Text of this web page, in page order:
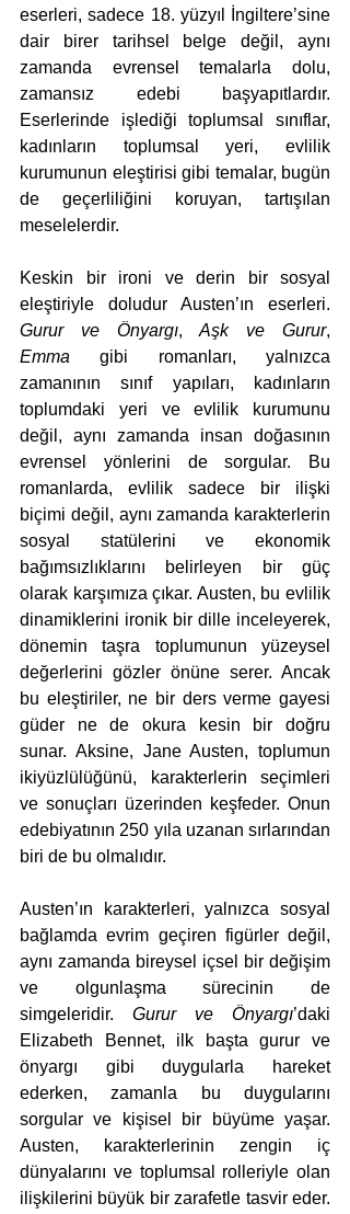
eserleri, sadece 18. yüzyıl İngiltere’sine
dair birer tarihsel belge değil, aynı
zamanda evrensel temalarla dolu,
zamansız edebi başyapıtlardır.
Eserlerinde işlediği toplumsal sınıflar,
kadınların toplumsal yeri, evlilik
kurumunun eleştirisi gibi temalar, bugün
de geçerliliğini koruyan, tartışılan
meselelerdir.
Keskin bir ironi ve derin bir sosyal
Gurur ve Önyargı, Aşk ve Gurur
Emma gibi romanları, yalnızca
zamanının sınıf yapıları, kadınların
toplumdaki yeri ve evlilik kurumunu
değil, aynı zamanda insan doğasının
evrensel yönlerini de sorgular. Bu
romanlarda, evlilik sadece bir ilişki
biçimi değil, aynı zamanda karakterlerin
sosyal statülerini ve ekonomik
bağımsızlıklarını belirleyen bir güç
olarak karşımıza çıkar. Austen, bu evlilik
dinamiklerini ironik bir dille inceleyerek,
dönemin taşra toplumunun yüzeysel
değerlerini gözler önüne serer. Ancak
bu eleştiriler, ne bir ders verme gayesi
güder ne de okura kesin bir doğru
sunar. Aksine, Jane Austen, toplumun
ikiyüzlülüğünü, karakterlerin seçimleri
ve sonuçları üzerinden keşfeder. Onun
edebiyatının 250 yıla uzanan sırlarından
biri de bu olmalıdır.
Austen’ın karakterleri, yalnızca sosyal
bağlamda evrim geçiren figürler değil,
aynı zamanda bireysel içsel bir değişim
ve olgunlaşma sürecinin de
simgeleridir. Gurur ve Önyargı’daki
Elizabeth Bennet, ilk başta gurur ve
önyargı gibi duygularla hareket
ederken, zamanla bu duygularını
sorgular ve kişisel bir büyüme yaşar.
Austen, karakterlerinin zengin iç
dünyalarını ve toplumsal rolleriyle olan
ilişkilerini büyük bir zarafetle tasvir eder.